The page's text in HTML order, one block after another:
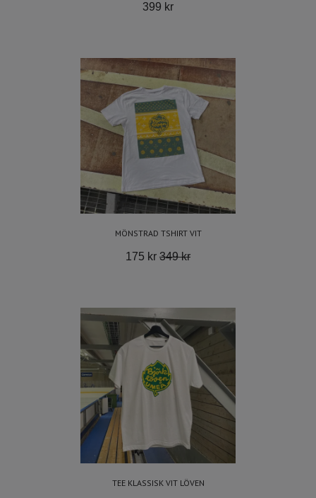
399 kr
MÖNSTRAD TSHIRT VIT
175 kr 349 kr
TEE KLASSISK VIT LÖVEN